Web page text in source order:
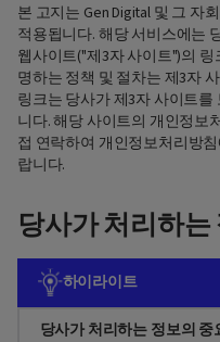
본 고지는 Gen Digital 및 그 자
적용됩니다. 해당 서비스에는
웹사이트("제3자 사이트")의
명하는 정책 및 절차는 제3자
링크는 당사가 제3자 사이트
니다. 해당 사이트의 개인정보
접 연락하여 개인정보처리방
랍니다.
당사가 처리하는
하이라이트
당사가 처리하는 정보의